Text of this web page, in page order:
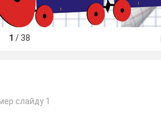
1 /38
слайду 1